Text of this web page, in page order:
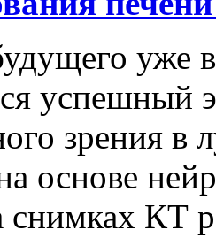
уже
успешный
зрения в
основе
снимках КТ